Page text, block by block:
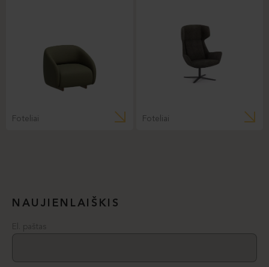
Foteliai Foteliai
NAUJIENLAIŠKIS
El. paštas